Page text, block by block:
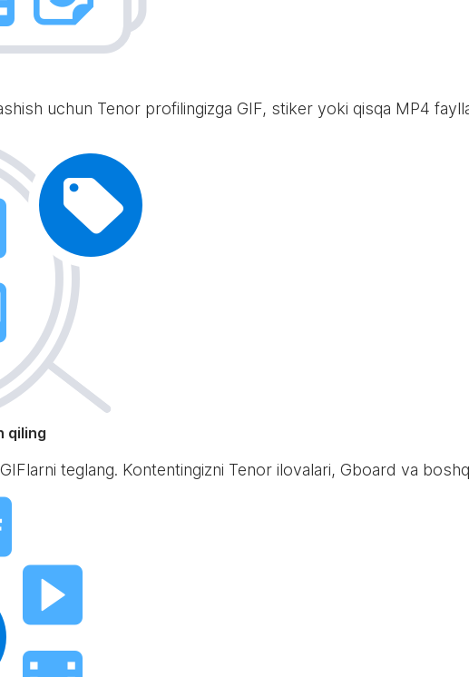
uchun Tenor profilingizga GIF, stiker yoki qisqa MP4
qiling
teglang. Kontentingizni Tenor ilovalari, Gboard va